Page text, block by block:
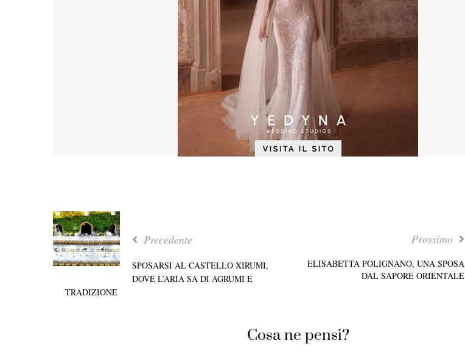
Precedente
SPOSARSI AL CASTELLO XIRUMI,
DOVE L’ARIA SA DI AGRUMI E
TRADIZIONE
Prossimo
ELISABETTA POLIGNANO, UNA SPOSA
DAL SAPORE ORIENTALE
Cosa ne pensi?